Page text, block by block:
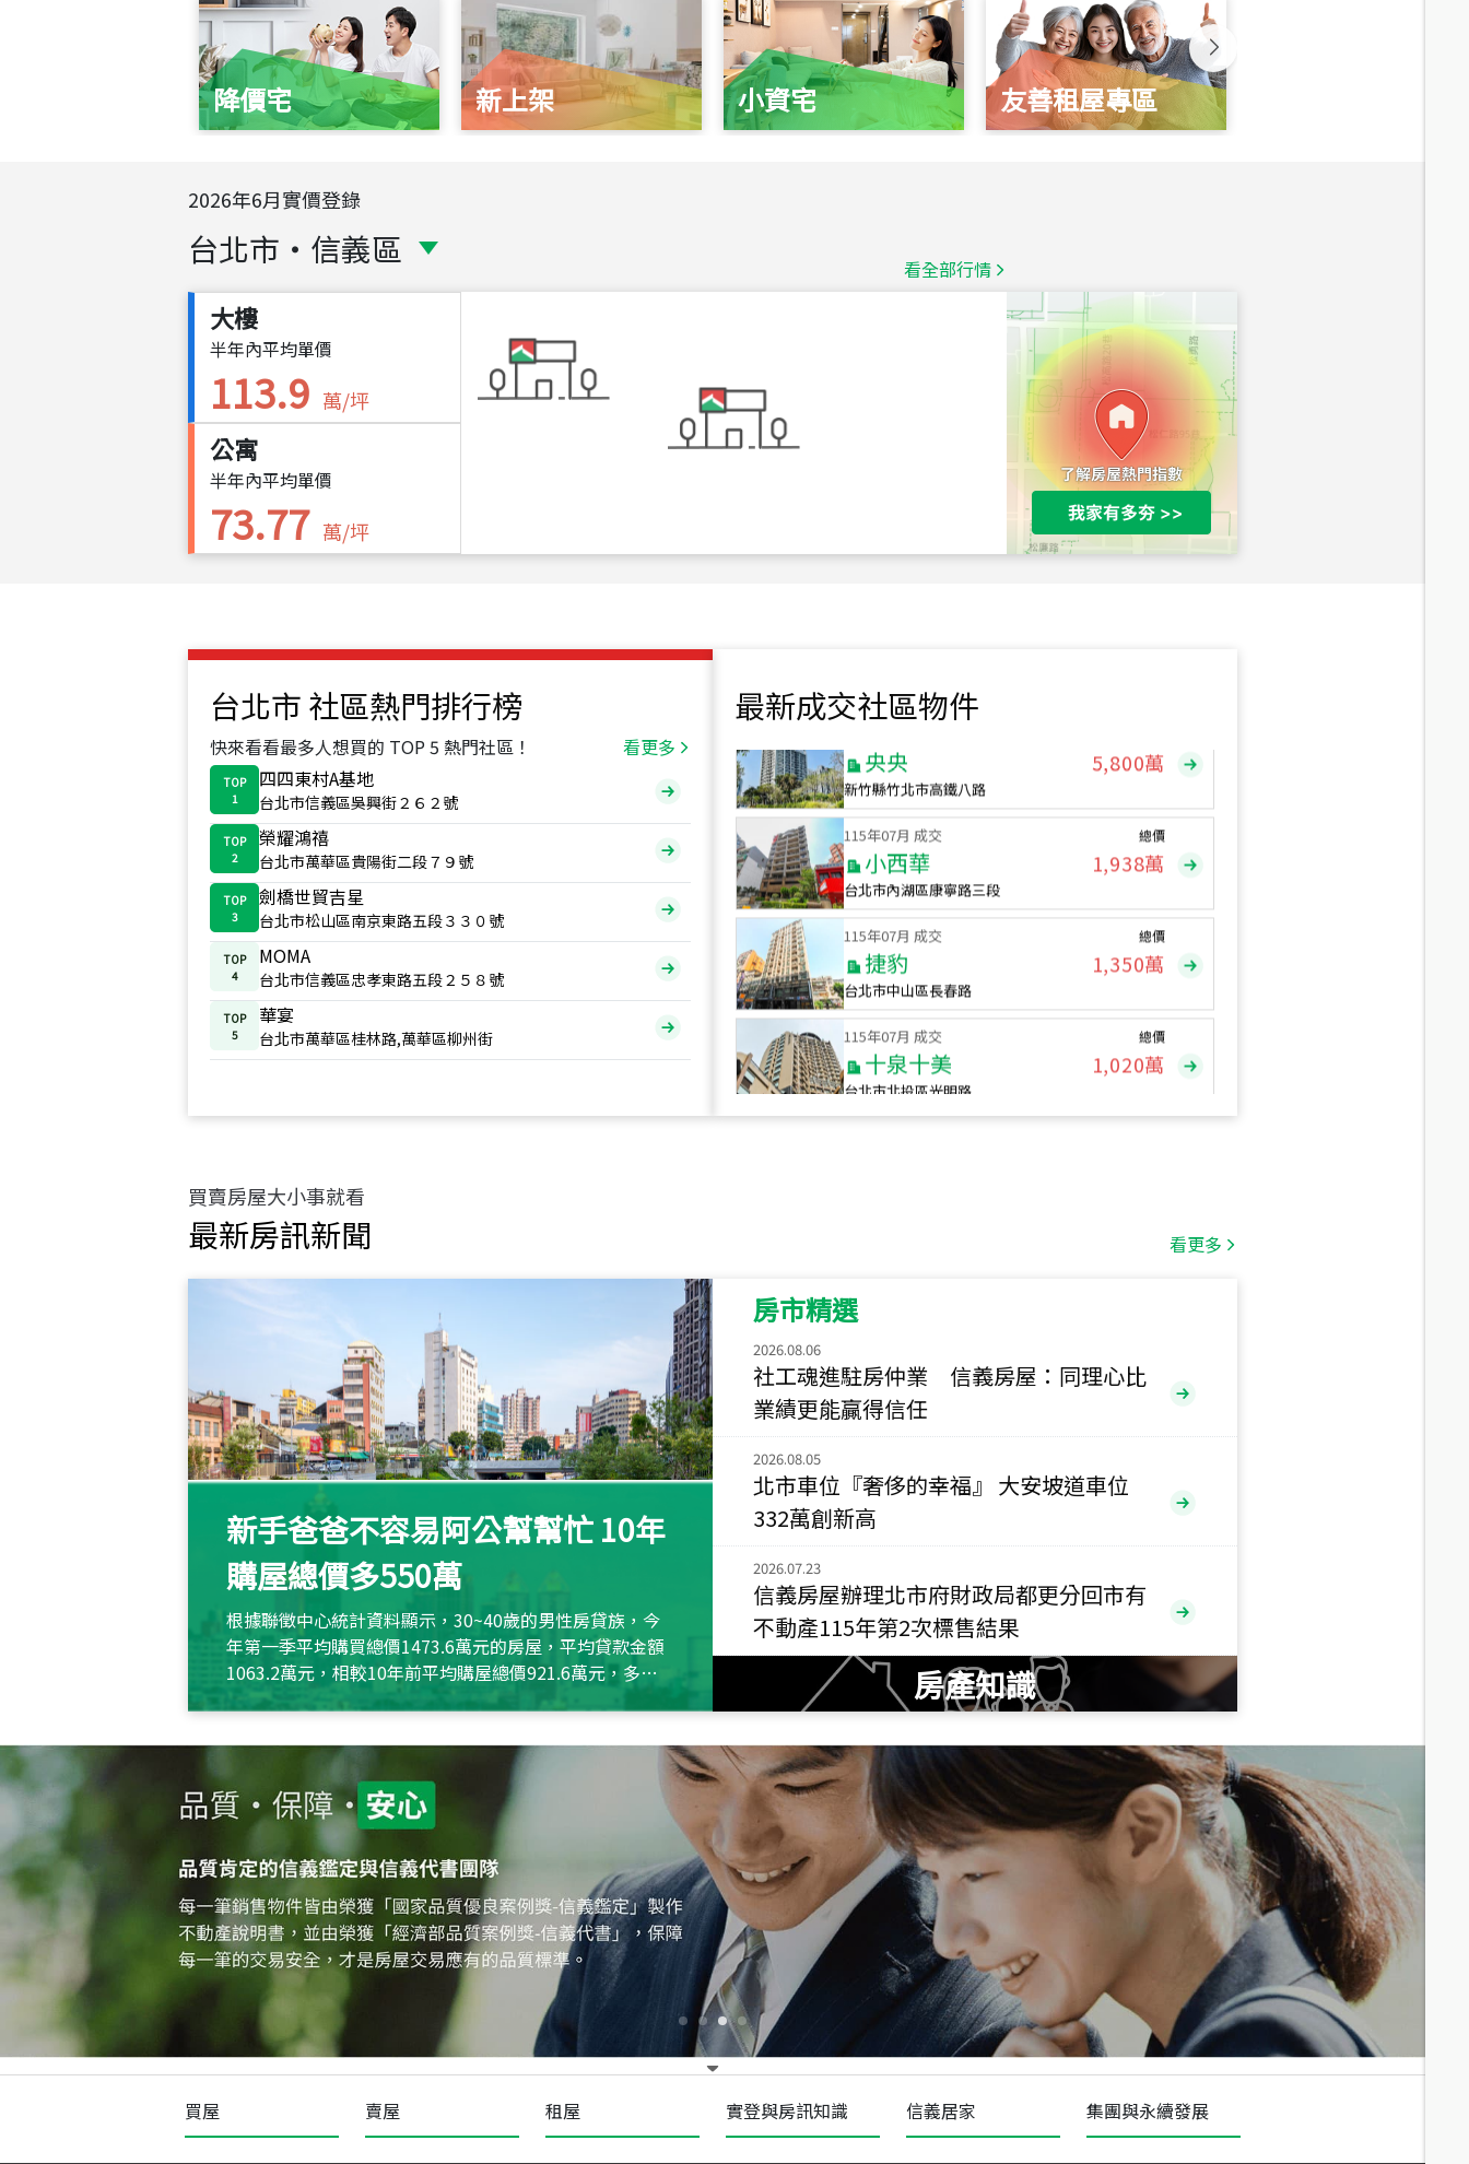
降價宅 新上架 小資宅 友善租屋專區
2026年6月實價登錄
台北市 ・ 信義區 看全部行情
大樓
半年內平均單價
113.9 萬/坪
公寓
半年內平均單價
73.77 萬/坪
台北市 社區熱門排行榜
快來看看最多人想買的 TOP 5 熱門社區！ 看更多
TOP
1
四四東村A基地
台北市信義區吳興街２６２號
TOP
2
榮耀鴻禧
台北市萬華區貴陽街二段７９號
TOP
3
劍橋世貿吉星
台北市松山區南京東路五段３３０號
TOP
4
MOMA
台北市信義區忠孝東路五段２５８號
TOP
5
華宴
台北市萬華區桂林路,萬華區柳州街
最新成交社區物件
台北市中山區長春路
1,020萬
總價
490萬
新竹市新竹市慈祥路
總價
1,808萬
115年07月 成交
新竹縣竹北市高鐵八路
小西華
台北市內湖區康寧路三段
1,938萬
捷豹
台北市中山區長春路
1,350萬
十泉十美
台北市北投區光明路
1,020萬
115年07月 成交
115
新北市永和區環河西路二段
115年07月 成交
央央 5,800萬
115年
小西華 1,938萬
115 年07月 成交
捷豹
台北市中山區長春路
115年07月 成交
十泉十美
台北市北投區光明路
總價
1,020萬
年 07月 成交
四維天廈
新竹市新竹市四維路
總價
490萬
115 月 成交
菁英典藏
新竹市新竹市慈祥路
1,808
買賣房屋大小事就看
最新房訊新聞 看更多
新手爸爸不容易阿公幫幫忙 10年
購屋總價多550萬
根據聯徵中心統計資料顯示，30~40歲的男性房貸族，今
年第一季平均購買總價1473.6萬元的房屋，平均貸款金額
1063.2萬元，相較10年前平均購屋總價921.6萬元，多出
約550萬元，且貸款金額也多
房市精選
2026.08.06
社工魂進駐房仲業 信義房屋：同理心比
業績更能贏得信任
2026.08.05
北市車位『奢侈的幸福』 大安坡道車位
332萬創新高
2026.07.23
信義房屋辦理北市府財政局都更分回市有
不動產115年第2次標售結果
房產知識
買屋 賣屋 租屋 實登與房訊知識 信義居家 集團與永續發展